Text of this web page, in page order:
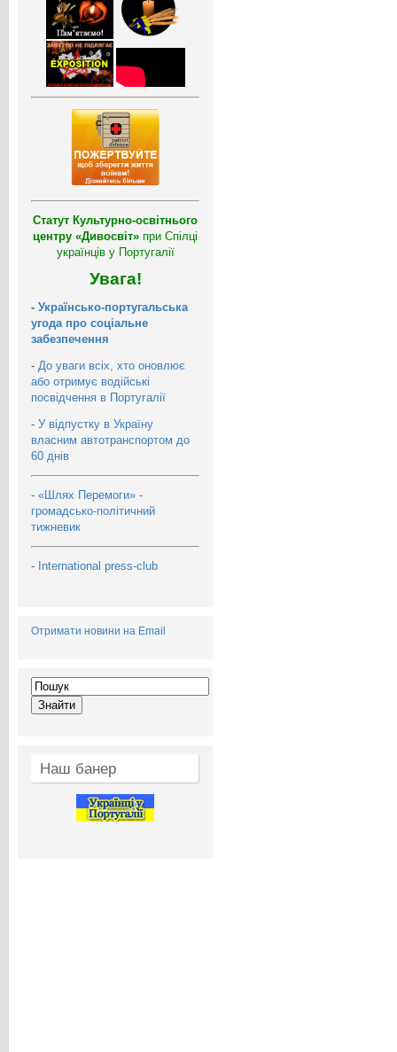
Статут Культурно-освітнього
центру «Дивосвіт» при Спілці
українців у Португалії
Увага!
- Українсько-португальська
угода про соціальне
забезпечення
- До уваги всіх, хто оновлює
або отримує водійські
посвідчення в Португалії
- У відпустку в Україну
власним автотранспортом до
60 днів
- «Шлях Перемоги» -
громадсько-політичний
тижневик
- International press-club
Отримати новини на Email
Наш банер